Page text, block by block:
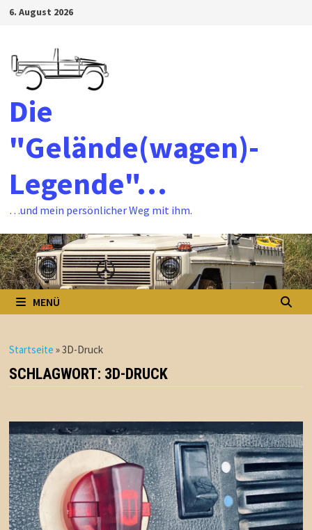
Zum6. August 2026
Die
"Gelände(wagen)-
Legende"…
…und mein persönlicher Weg mit ihm.
MENÜ
Startseite »3D-Druck
SCHLAGWORT: 3D-DRUCK